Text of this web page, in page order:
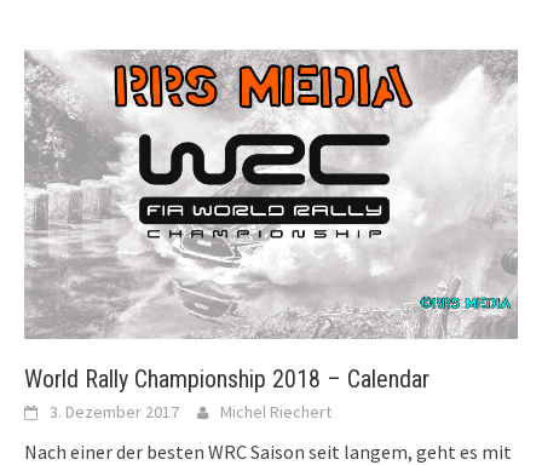
World Rally Championship 2018 – Calendar
3. Dezember 2017 Michel Riechert
Nach einer der besten WRC Saison seit langem, geht es mit